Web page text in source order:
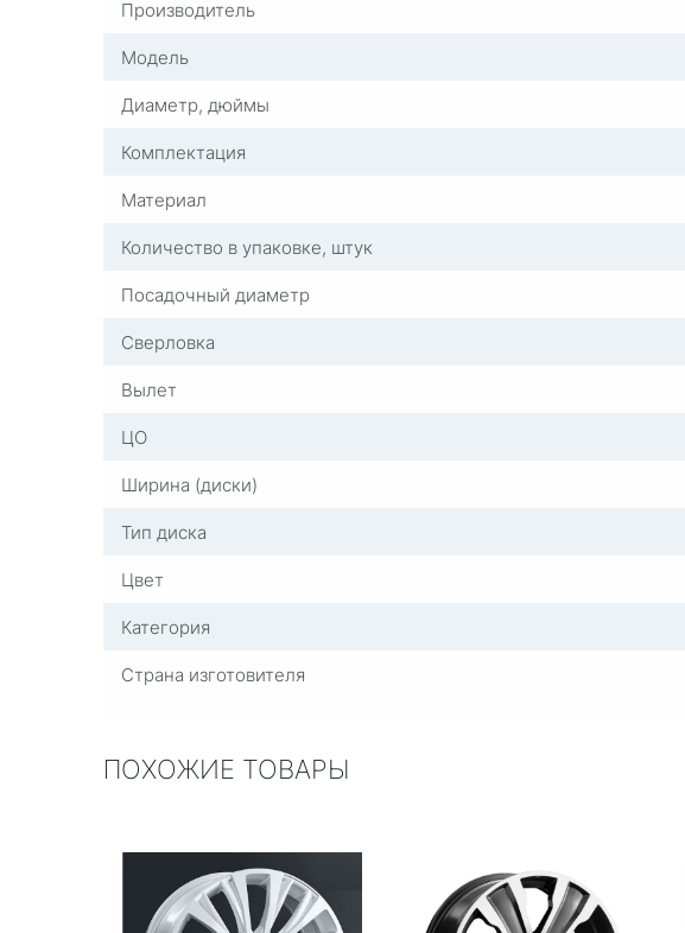
Производитель
Модель
Диаметр, дюймы
Комплектация
Материал
Количество в упаковке, штук
Посадочный диаметр
Сверловка
Вылет
ЦО
Ширина (диски)
Тип диска
Цвет
Категория
Страна изготовителя
ПОХОЖИЕ ТОВАРЫ